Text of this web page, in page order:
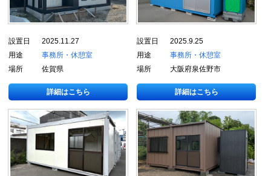
設置日
2025.11.27
用途
事務所・休憩室
場所
佐賀県
詳細はこちら
設置日
2025.9.25
用途
事務所・休憩室
場所
大阪府泉佐野市
詳細はこちら